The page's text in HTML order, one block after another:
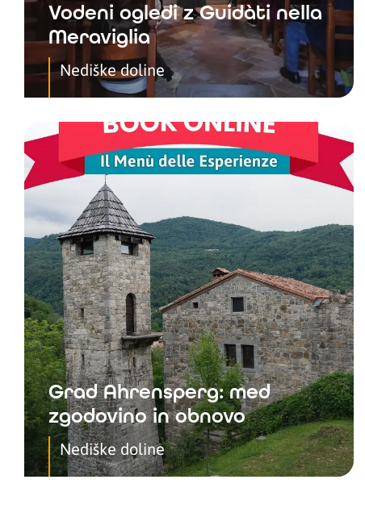
Vodeni ogledi z Guidàti nella
Meraviglia
Nediške doline
Grad Ahrensperg: med
zgodovino in obnovo
Nediške doline